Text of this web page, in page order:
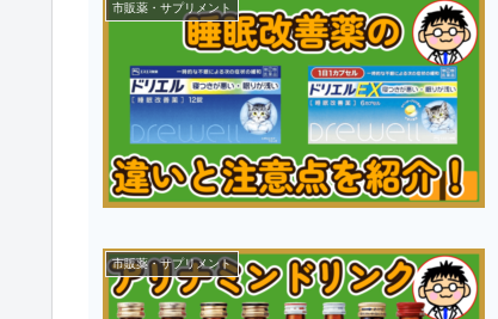
市販薬・サプリメント
市販薬・サプリメント